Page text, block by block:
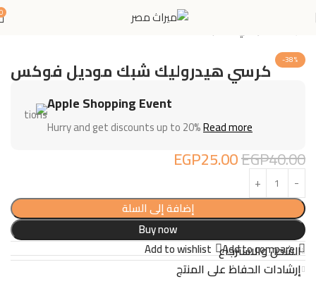
-38% كرسي هيدروليك شبك موديل فوكس
Apple Shopping Event
Hurry and get discounts up to 20%Read more
EGP40.00
EGP25.00
إضافة إلى السلة
Buy now
Add to compare
Add to wishlist الشحن والاسترجاع
إرشادات الحفاظ على المنتج